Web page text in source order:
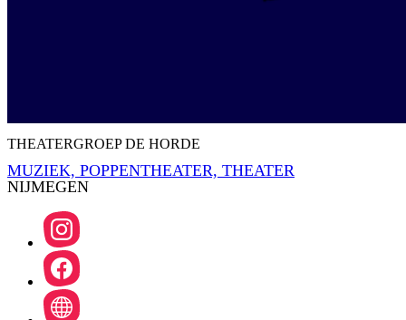
THEATERGROEP DE HORDE
MUZIEK, POPPENTHEATER, THEATER
NIJMEGEN